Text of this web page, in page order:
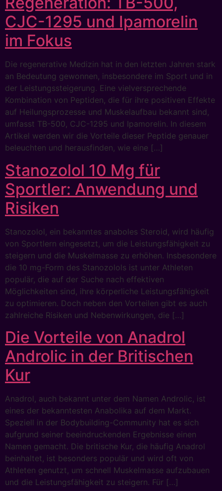
CJC-1295 und Ipamorelin
im Fokus
Die regenerative Medizin hat in den letzten Jahren stark
an Bedeutung gewonnen, insbesondere im Sport und in
der Leistungssteigerung. Eine vielversprechende
Kombination von Peptiden, die für ihre positiven Effekte
auf Heilungsprozesse und Muskelaufbau bekannt sind,
umfasst TB-500, CJC-1295 und Ipamorelin. In diesem
Artikel werden wir die Vorteile dieser Peptide genauer
beleuchten und herausfinden, wie eine […]
Stanozolol 10 Mg für
Sportler: Anwendung und
Risiken
Stanozolol, ein bekanntes anaboles Steroid, wird häufig
von Sportlern eingesetzt, um die Leistungsfähigkeit zu
steigern und die Muskelmasse zu erhöhen. Insbesondere
die 10 mg-Form des Stanozolols ist unter Athleten
populär, die auf der Suche nach effektiven
Möglichkeiten sind, ihre körperliche Leistungsfähigkeit
zu optimieren. Doch neben den Vorteilen gibt es auch
zahlreiche Risiken und Nebenwirkungen, die […]
Die Vorteile von Anadrol
Androlic in der Britischen
Kur
Anadrol, auch bekannt unter dem Namen Androlic, ist
eines der bekanntesten Anabolika auf dem Markt.
Speziell in der Bodybuilding-Community hat es sich
aufgrund seiner beeindruckenden Ergebnisse einen
Namen gemacht. Die britische Kur, die häufig Anadrol
beinhaltet, ist besonders populär und wird oft von
Athleten genutzt, um schnell Muskelmasse aufzubauen
und die Leistungsfähigkeit zu steigern. Für […]